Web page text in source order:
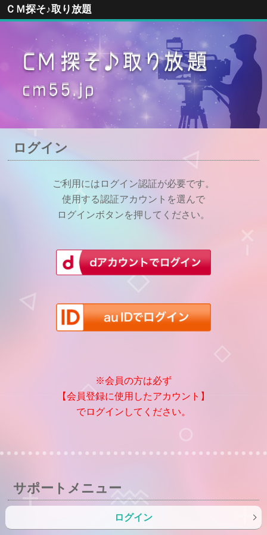
ＣＭ探そ♪取り放題
ログイン
ご利用にはログイン認証が必要です。
使用する認証アカウントを選んで
ログインボタンを押してください。
※会員の方は必ず
【会員登録に使用したアカウント】
でログインしてください。
サポートメニュー
ログイン